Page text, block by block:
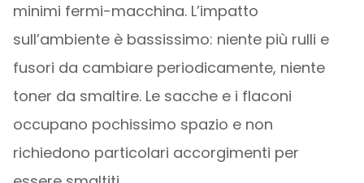
minimi fermi-macchina. L’impatto
sull’ambiente è bassissimo: niente più rulli e
fusori da cambiare periodicamente, niente
toner da smaltire. Le sacche e i flaconi
occupano pochissimo spazio e non
richiedono particolari accorgimenti per